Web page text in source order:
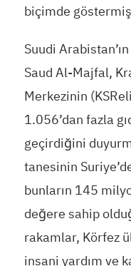
biçimde
Suudi
Saud Al-Majfal,
Merkezinin
1.056’dan fazla
geçirdiğini
tanesinin
bunların 145
değere sahip
rakamlar, Körfez
insani yardım ve